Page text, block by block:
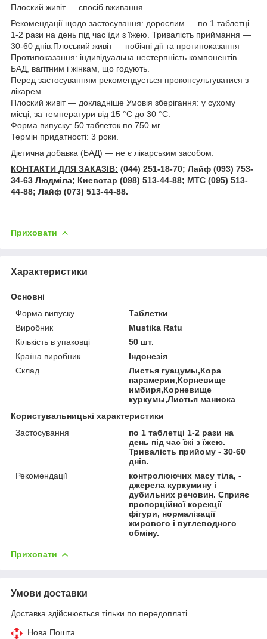
Плоский живіт — спосіб вживання
Рекомендації щодо застосування: дорослим — по 1 таблетці
1-2 рази на день під час їди з їжею. Тривалість приймання —
30-60 днів.Плоський живіт — побічні дії та протипоказання
Протипоказання: індивідуальна нестерпність компонентів
БАД, вагітним і жінкам, що годують.
Перед застосуванням рекомендується проконсультуватися з
лікарем.
Плоский живіт — докладніше Умовія зберігання: у сухому
місці, за температури від 15 °C до 30 °C.
Форма випуску: 50 таблеток по 750 мг.
Термін придатності: 3 роки.
Дієтична добавка (БАД) — не є лікарським засобом.
КОНТАКТИ ДЛЯ ЗАКАЗІВ: (044) 251-18-70; Лайф (093) 753-
34-63 Людміла; Киевстар (098) 513-44-88; МТС (095) 513-
44-88; Лайф (073) 513-44-88.
Приховати
Характеристики
Основні
Форма випуску
Таблетки
Виробник
Mustika Ratu
Кількість в упаковці
50 шт.
Країна виробник
Індонезія
Склад
Листья гуацумы,Кора
парамерии,Корневище
имбиря,Корневище
куркумы,Листья маниока
Користувальницькі характеристики
Застосування
по 1 таблетці 1-2 рази на
день під час їжі з їжею.
Тривалість прийому - 30-60
днів.
Рекомендації
контролюючих масу тіла, -
джерела куркумину і
дубильних речовин. Сприяє
пропорційної корекції
фігури, нормалізації
жирового і вуглеводного
обміну.
Приховати
Умови доставки
Доставка здійснюється тільки по передоплаті.
Нова Пошта